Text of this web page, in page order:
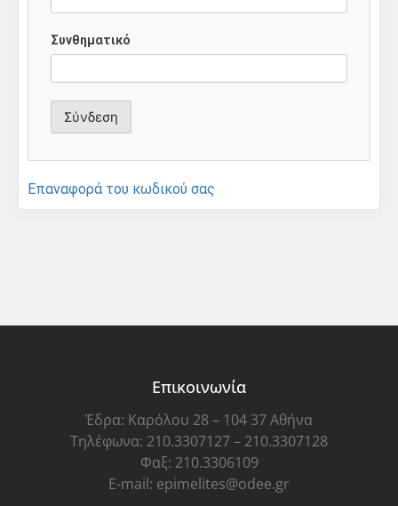
Συνθηματικό
Επαναφορά του κωδικού σας
Επικοινωνία
Έδρα: Καρόλου 28 – 104 37 Αθήνα
Τηλέφωνα: 210.3307127 – 210.3307128
Φαξ: 210.3306109
E-mail: epimelites@odee.gr